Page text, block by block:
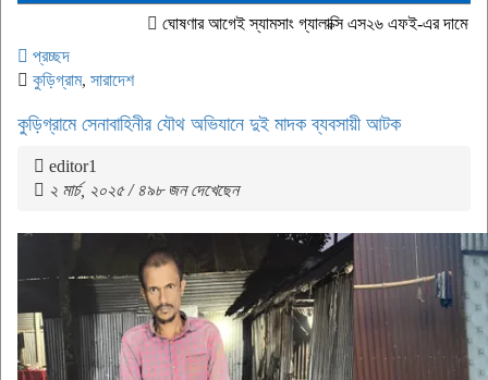
ঘোষণার আগেই স্যামসাং গ্যালাক্সি এস২৬ এফই-এর দামের তথ্য ফাঁস
প্রচ্ছদ
কুড়িগ্রাম, সারাদেশ
কুড়িগ্রামে সেনাবাহিনীর যৌথ অভিযানে দুই মাদক ব্যবসায়ী আটক
editor1
২ মার্চ, ২০২৫ / ৪৯৮ জন দেখেছেন